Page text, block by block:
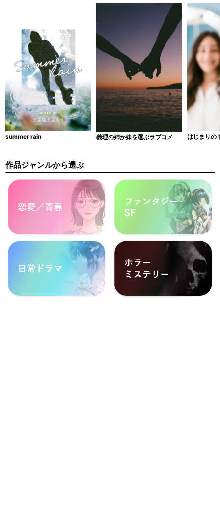
summer rain 義理の姉か妹を選ぶラブコメ はじまりの
作品ジャンルから選ぶ